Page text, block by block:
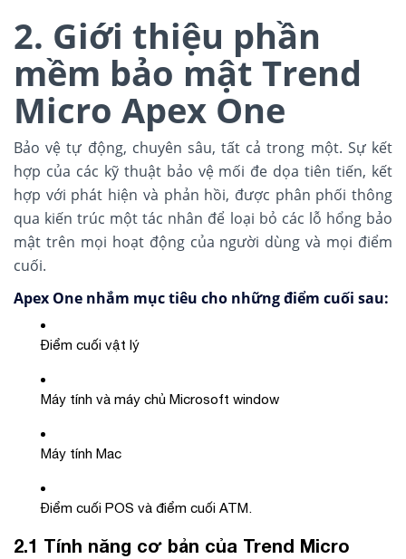
2. Giới thiệu phần
mềm bảo mật Trend
Micro Apex One
Bảo vệ tự động, chuyên sâu, tất cả trong một. Sự kết
hợp của các kỹ thuật bảo vệ mối đe dọa tiên tiến, kết
hợp với phát hiện và phản hồi, được phân phối thông
qua kiến trúc một tác nhân để loại bỏ các lỗ hổng bảo
mật trên mọi hoạt động của người dùng và mọi điểm
cuối.
Apex One nhắm mục tiêu cho những điểm cuối sau:
Điểm cuối vật lý
Máy tính và máy chủ Microsoft window
Máy tính Mac
Điểm cuối POS và điểm cuối ATM.
2.1 Tính năng cơ bản của Trend Micro